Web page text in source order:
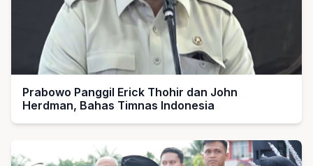
Prabowo Panggil Erick Thohir dan John
Herdman, Bahas Timnas Indonesia